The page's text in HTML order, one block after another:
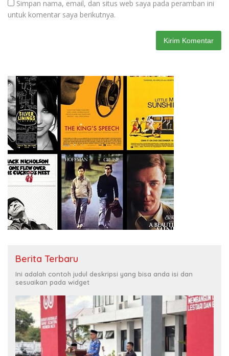
Simpan nama, email, dan situs web saya pada peramban ini
untuk komentar saya berikutnya.
Berita Terbaru
Ini adalah contoh judul deskripsi yang bisa anda isi dan
sesuaikan pada widget